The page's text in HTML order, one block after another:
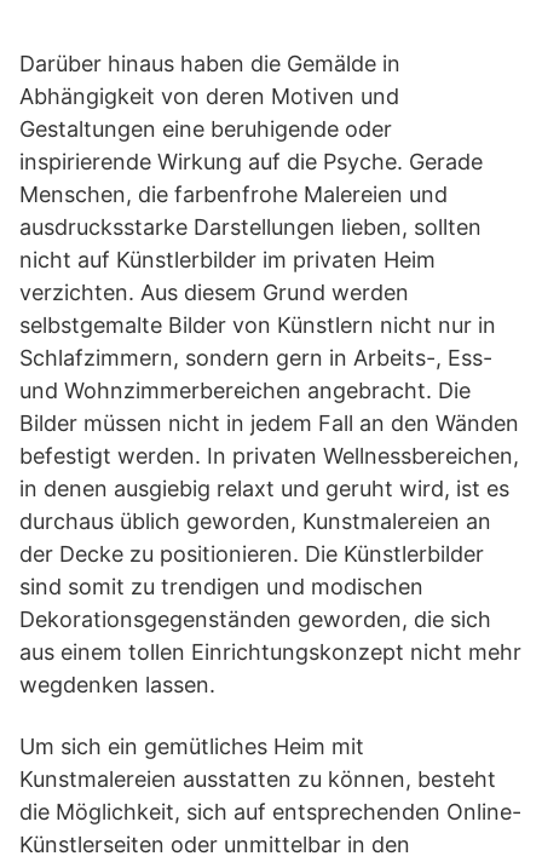
Darüber hinaus haben die Gemälde in
Abhängigkeit von deren Motiven und
Gestaltungen eine beruhigende oder
inspirierende Wirkung auf die Psyche. Gerade
Menschen, die farbenfrohe Malereien und
ausdrucksstarke Darstellungen lieben, sollten
nicht auf Künstlerbilder im privaten Heim
verzichten. Aus diesem Grund werden
selbstgemalte Bilder von Künstlern nicht nur in
Schlafzimmern, sondern gern in Arbeits-, Ess-
und Wohnzimmerbereichen angebracht. Die
Bilder müssen nicht in jedem Fall an den Wänden
befestigt werden. In privaten Wellnessbereichen,
in denen ausgiebig relaxt und geruht wird, ist es
durchaus üblich geworden, Kunstmalereien an
der Decke zu positionieren. Die Künstlerbilder
sind somit zu trendigen und modischen
Dekorationsgegenständen geworden, die sich
aus einem tollen Einrichtungskonzept nicht mehr
wegdenken lassen.
Um sich ein gemütliches Heim mit
Kunstmalereien ausstatten zu können, besteht
die Möglichkeit, sich auf entsprechenden Online-
Künstlerseiten oder unmittelbar in den